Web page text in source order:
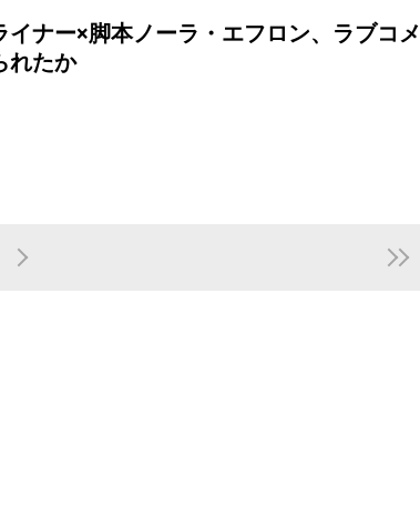
イナー×脚本ノーラ・エフロン、ラブコメ
れたか